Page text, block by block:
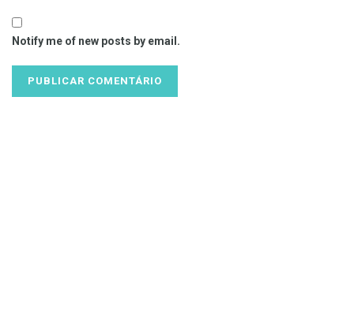
Notify me of new posts by email.